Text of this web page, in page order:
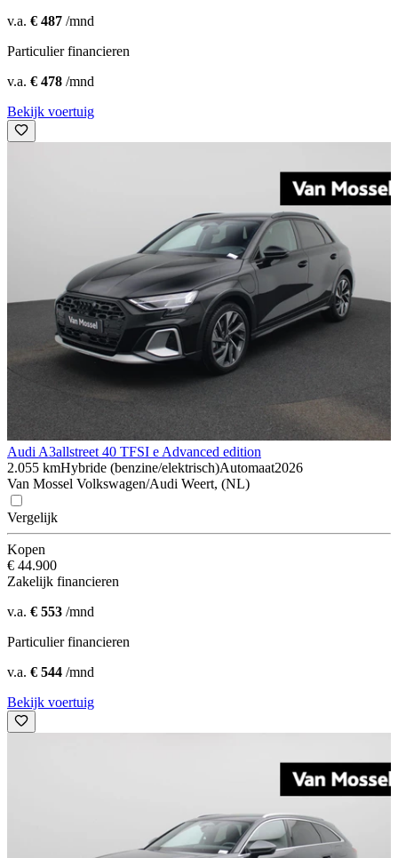
v.a. € 487 /mnd
Particulier financieren
v.a. € 478 /mnd
Bekijk voertuig
Audi A3allstreet 40 TFSI e Advanced edition
2.055 kmHybride (benzine/elektrisch)Automaat2026
Van Mossel Volkswagen/Audi Weert, (NL)
Vergelijk
Kopen
€ 44.900
Zakelijk financieren
v.a. € 553 /mnd
Particulier financieren
v.a. € 544 /mnd
Bekijk voertuig